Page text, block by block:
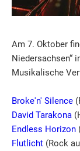
Am 7. Oktober
Niedersachsen“
Musikalische
Broke'n' Silence
David Tarakona
Endless Horizon
Flutlicht (Rock